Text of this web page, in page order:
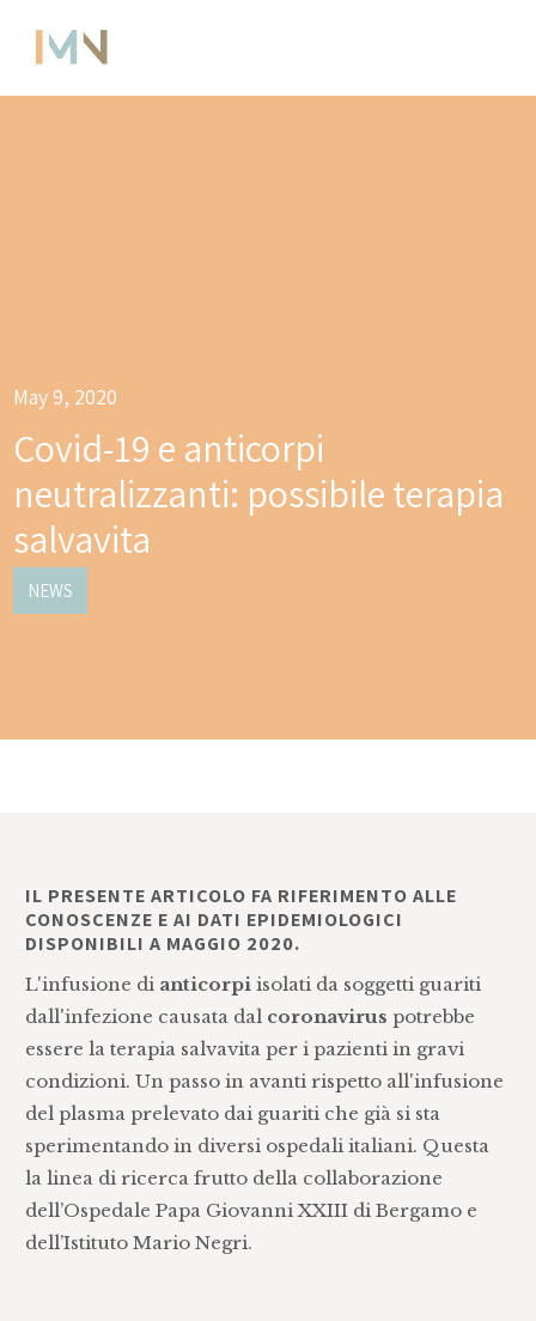
May 9, 2020
Covid-19 e anticorpi
neutralizzanti: possibile terapia
salvavita
NEWS
IL PRESENTE ARTICOLO FA RIFERIMENTO ALLE
CONOSCENZE E AI DATI EPIDEMIOLOGICI
DISPONIBILI A MAGGIO 2020.
L'infusione di anticorpi isolati da soggetti guariti
dall'infezione causata dal coronavirus potrebbe
essere la terapia salvavita per i pazienti in gravi
condizioni. Un passo in avanti rispetto all'infusione
del plasma prelevato dai guariti che già si sta
sperimentando in diversi ospedali italiani. Questa
la linea di ricerca frutto della collaborazione
dell’Ospedale Papa Giovanni XXIII di Bergamo e
dell’Istituto Mario Negri.